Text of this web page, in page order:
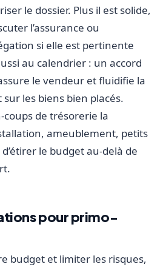
le dossier. Plus il est solide,
l’assurance ou
si elle est pertinente
au calendrier : un accord
le vendeur et fluidifie la
les biens bien placés.
coups de trésorerie la
ameublement, petits
le budget au-delà de
pour primo-
budget et limiter les risques,